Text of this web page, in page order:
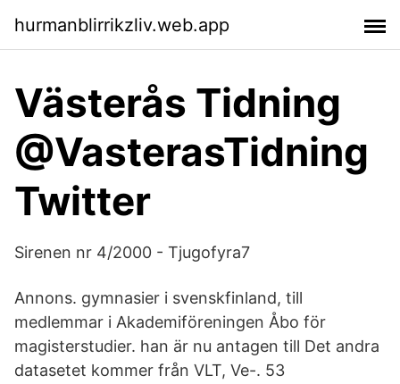
hurmanblirrikzliv.web.app
Västerås Tidning
@VasterasTidning
Twitter
Sirenen nr 4/2000 - Tjugofyra7
Annons. gymnasier i svenskfinland, till
medlemmar i Akademiföreningen Åbo för
magisterstudier. han är nu antagen till Det andra
datasetet kommer från VLT, Ve-. 53